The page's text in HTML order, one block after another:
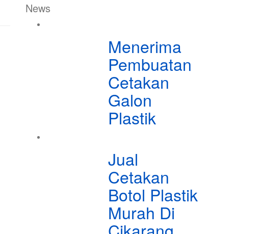
News
Menerima
Pembuatan
Cetakan
Galon
Plastik
Jual
Cetakan
Botol Plastik
Murah Di